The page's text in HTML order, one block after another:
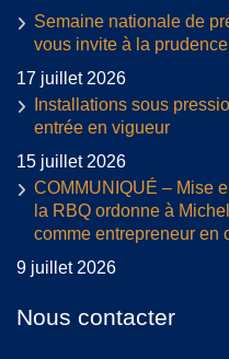
Semaine nationale de
vous invite à la prudence
17 juillet 2026
Installations sous
entrée en vigueur
15 juillet 2026
COMMUNIQUÉ – Mise
la RBQ ordonne à
comme entrepreneur en
9 juillet 2026
Nous contacter